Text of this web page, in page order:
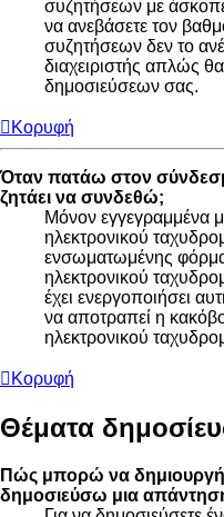
συζητήσεων με
να ανεβάσετε τον
συζητήσεων δεν το
διαχειριστής απλώς
δημοσιεύσεων σας.
Κορυφή
Όταν πατάω στον
ζητάει να συνδεθώ;
Μόνον εγγεγραμμένα
ηλεκτρονικού
ενσωματωμένης
ηλεκτρονικού
έχει ενεργοποιήσει
να αποτραπεί η
ηλεκτρονικού
Κορυφή
Θέματα
Πώς μπορώ να
δημοσιεύσω μια